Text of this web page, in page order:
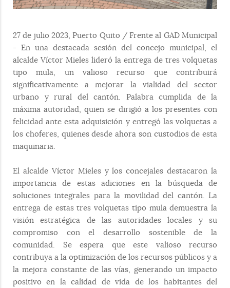
27 de julio 2023, Puerto Quito / Frente al GAD Municipal
- En una destacada sesión del concejo municipal, el
alcalde Víctor Mieles lideró la entrega de tres volquetas
tipo mula, un valioso recurso que contribuirá
significativamente a mejorar la vialidad del sector
urbano y rural del cantón. Palabra cumplida de la
máxima autoridad, quien se dirigió a los presentes con
felicidad ante esta adquisición y entregó las volquetas a
los choferes, quienes desde ahora son custodios de esta
maquinaria.
El alcalde Víctor Mieles y los concejales destacaron la
importancia de estas adiciones en la búsqueda de
soluciones integrales para la movilidad del cantón. La
entrega de estas tres volquetas tipo mula demuestra la
visión estratégica de las autoridades locales y su
compromiso con el desarrollo sostenible de la
comunidad. Se espera que este valioso recurso
contribuya a la optimización de los recursos públicos y a
la mejora constante de las vías, generando un impacto
positivo en la calidad de vida de los habitantes del